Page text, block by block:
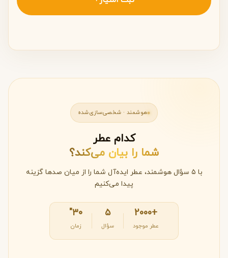
هوشمند · شخصی‌سازی‌شده
کدام عطر
شما را بیان می‌کند؟
با ۵ سؤال هوشمند، عطر ایده‌آل شما را از میان صدها گزینه
پیدا می‌کنیم
+2000
عطر موجود
۵
سؤال
۳۰"
زمان